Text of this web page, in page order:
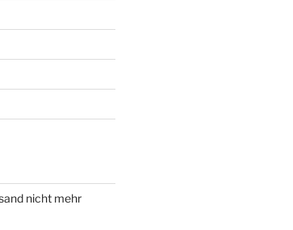
nicht mehr